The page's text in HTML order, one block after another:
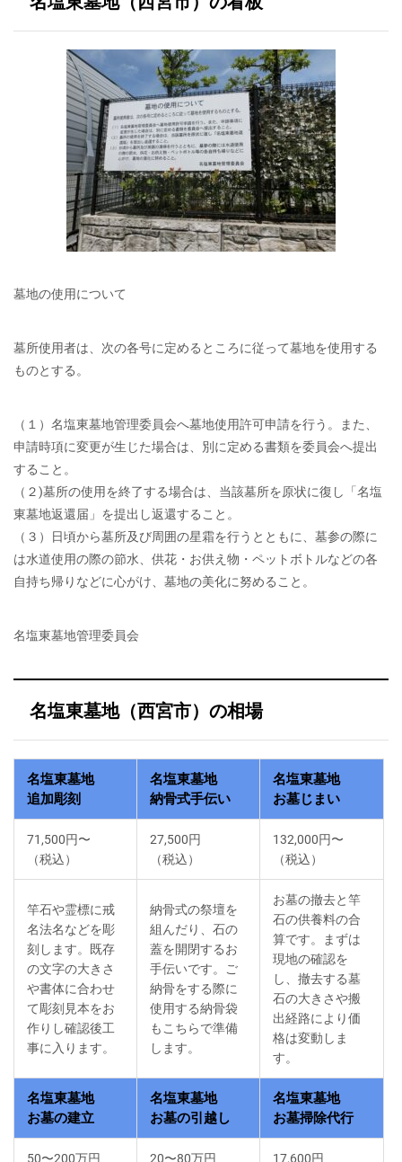
墓地の使用について
墓所使用者は、次の各号に定めるところに従って墓地を使用する
ものとする。
（１）名塩東墓地管理委員会へ墓地使用許可申請を行う。また、
申請時項に変更が生じた場合は、別に定める書類を委員会へ提出
すること。
（２)墓所の使用を終了する場合は、当該墓所を原状に復し「名塩
東墓地返還届」を提出し返還すること。
（３）日頃から墓所及び周囲の星霜を行うとともに、墓参の際に
は水道使用の際の節水、供花・お供え物・ペットボトルなどの各
自持ち帰りなどに心がけ、墓地の美化に努めること。
名塩東墓地管理委員会
名塩東墓地（西宮市）の相場
名塩東墓地
追加彫刻
名塩東墓地
納骨式手伝い
名塩東墓地
お墓じまい
71,500円〜
（税込）
27,500円
（税込）
132,000円〜
（税込）
竿石や霊標に戒
名法名などを彫
刻します。既存
の文字の大きさ
や書体に合わせ
て彫刻見本をお
作りし確認後工
事に入ります。
納骨式の祭壇を
組んだり、石の
蓋を開閉するお
手伝いです。ご
納骨をする際に
使用する納骨袋
もこちらで準備
します。
お墓の撤去と竿
石の供養料の合
算です。まずは
現地の確認を
し、撤去する墓
石の大きさや搬
出経路により価
格は変動しま
す。
名塩東墓地
お墓の建立
名塩東墓地
お墓の引越し
名塩東墓地
お墓掃除代行
50〜200万円
20〜80万円
17,600円